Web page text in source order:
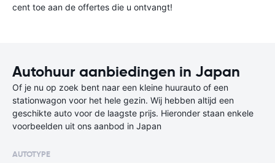
cent toe aan de offertes die u ontvangt!
Autohuur aanbiedingen in Japan
Of je nu op zoek bent naar een kleine huurauto of een
stationwagon voor het hele gezin. Wij hebben altijd een
geschikte auto voor de laagste prijs. Hieronder staan enkele
voorbeelden uit ons aanbod in Japan
AUTOTYPE